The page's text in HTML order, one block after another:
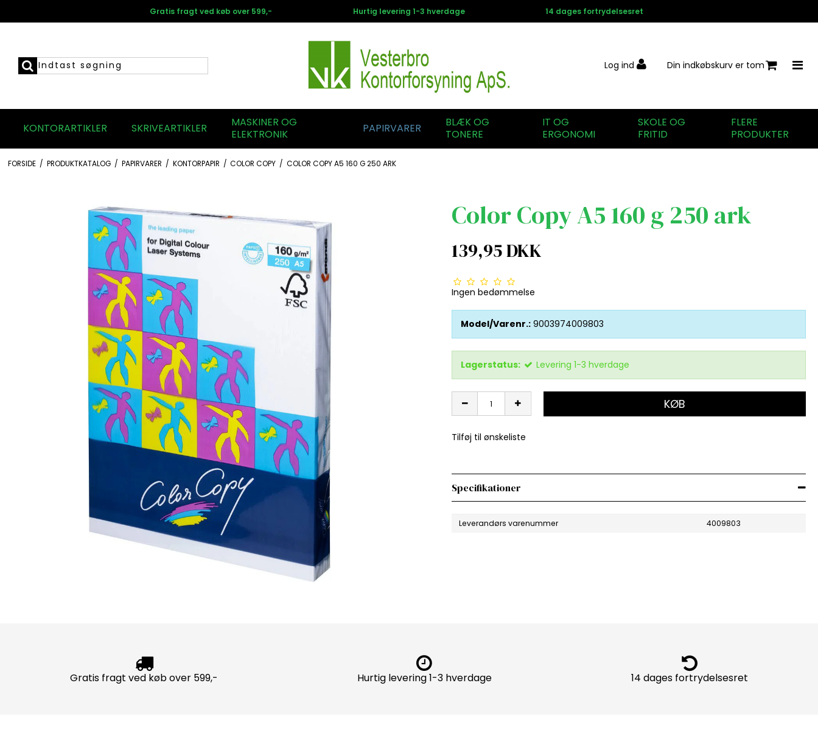
Gratis fragt ved køb over 599,- Hurtig levering 1-3 hverdage 14 dages fortrydelsesret
Log ind Din indkøbskurv er tom
KONTORARTIKLER SKRIVEARTIKLER
MASKINER OG
ELEKTRONIK
PAPIRVARER
BLÆK OG
TONERE
IT OG
ERGONOMI
SKOLE OG
FRITID
FLERE
PRODUKTER
FORSIDE / PRODUKTKATALOG / PAPIRVARER / KONTORPAPIR / COLOR COPY / COLOR COPY A5 160 G 250 ARK
Color Copy A5 160 g 250 ark
139,95 DKK
Ingen bedømmelse
Model/Varenr.: 9003974009803
Lagerstatus: Levering 1-3 hverdage
KØB
Tilføj til ønskeliste
Specifikationer
Leverandørs varenummer 4009803
Gratis fragt ved køb over 599,- Hurtig levering 1-3 hverdage 14 dages fortrydelsesret